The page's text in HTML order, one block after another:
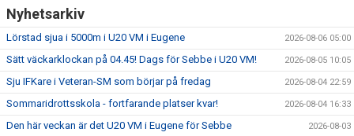
Nyhetsarkiv
Lörstad sjua i 5000m i U20 VM i Eugene 2026-08-06 05:00
Sätt väckarklockan på 04.45! Dags för Sebbe i U20 VM! 2026-08-05 10:05
Sju IFKare i Veteran-SM som börjar på fredag 2026-08-04 22:59
Sommaridrottsskola - fortfarande platser kvar! 2026-08-04 16:33
Den här veckan är det U20 VM i Eugene för Sebbe 2026-08-03